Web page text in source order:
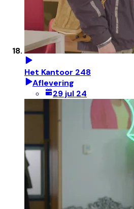
Het Kantoor 248
Aflevering
29 jul 24